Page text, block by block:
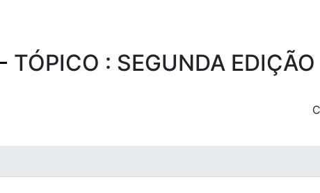
TÓPICO : SEGUNDA EDIÇÃO